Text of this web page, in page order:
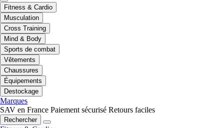
Fitness & Cardio
Musculation
Cross Training
Mind & Body
Sports de combat
Vêtements
Chaussures
Équipements
Destockage
Marques
SAV en France Paiement sécurisé Retours faciles
Rechercher